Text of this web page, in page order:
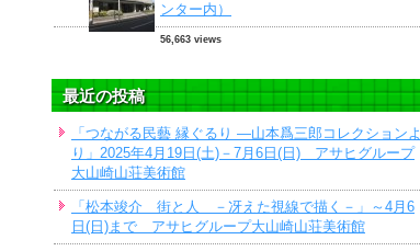
ンター内）
56,663 views
最近の投稿
「つながる民藝 縁ぐるり ―山本爲三郎コレクションよ
り」2025年4月19日(土)－7月6日(日) アサヒグループ
大山崎山荘美術館
「松本竣介 街と人 －冴えた視線で描く－」～4月6
日(日)まで アサヒグループ大山崎山荘美術館